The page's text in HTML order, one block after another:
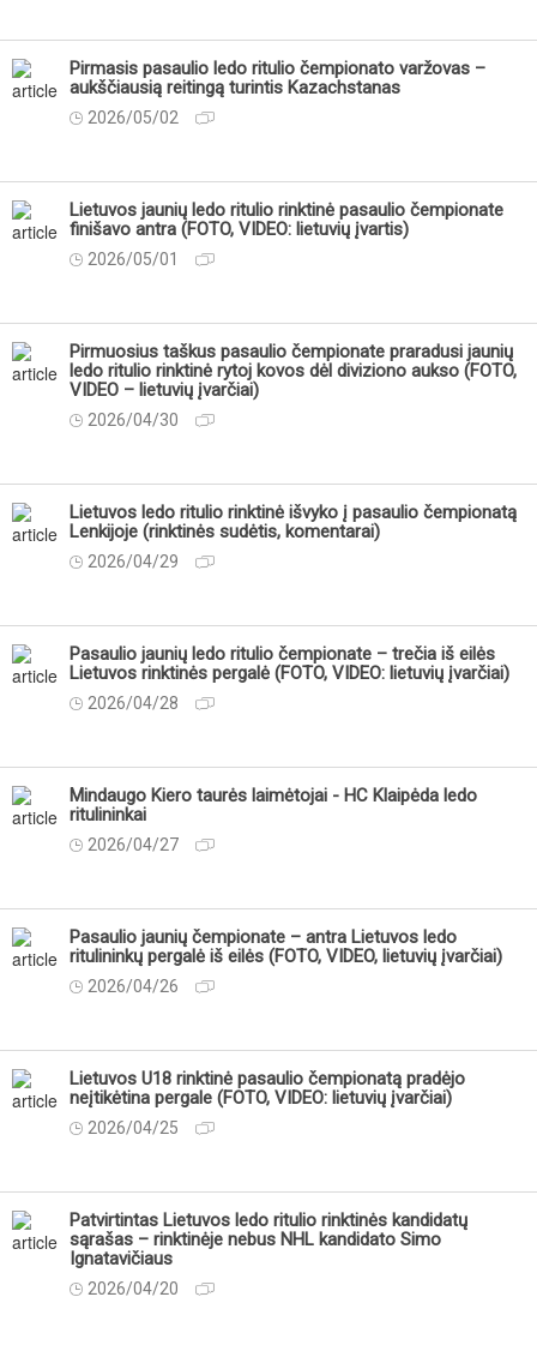
Pirmasis pasaulio ledo ritulio čempionato varžovas –
aukščiausią reitingą turintis Kazachstanas
2026/05/02
Lietuvos jaunių ledo ritulio rinktinė pasaulio čempionate
finišavo antra (FOTO, VIDEO: lietuvių įvartis)
2026/05/01
Pirmuosius taškus pasaulio čempionate praradusi jaunių
ledo ritulio rinktinė rytoj kovos dėl diviziono aukso (FOTO,
VIDEO – lietuvių įvarčiai)
2026/04/30
Lietuvos ledo ritulio rinktinė išvyko į pasaulio čempionatą
Lenkijoje (rinktinės sudėtis, komentarai)
2026/04/29
Pasaulio jaunių ledo ritulio čempionate – trečia iš eilės
Lietuvos rinktinės pergalė (FOTO, VIDEO: lietuvių įvarčiai)
2026/04/28
Mindaugo Kiero taurės laimėtojai - HC Klaipėda ledo
ritulininkai
2026/04/27
Pasaulio jaunių čempionate – antra Lietuvos ledo
ritulininkų pergalė iš eilės (FOTO, VIDEO, lietuvių įvarčiai)
2026/04/26
Lietuvos U18 rinktinė pasaulio čempionatą pradėjo
neįtikėtina pergale (FOTO, VIDEO: lietuvių įvarčiai)
2026/04/25
Patvirtintas Lietuvos ledo ritulio rinktinės kandidatų
sąrašas – rinktinėje nebus NHL kandidato Simo
Ignatavičiaus
2026/04/20